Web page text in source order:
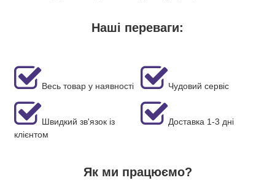
Наші переваги:
Весь товар у наявності Чудовий сервіс
Швидкий зв'язок із
клієнтом
Доставка 1-3 дні
Як ми працюємо?